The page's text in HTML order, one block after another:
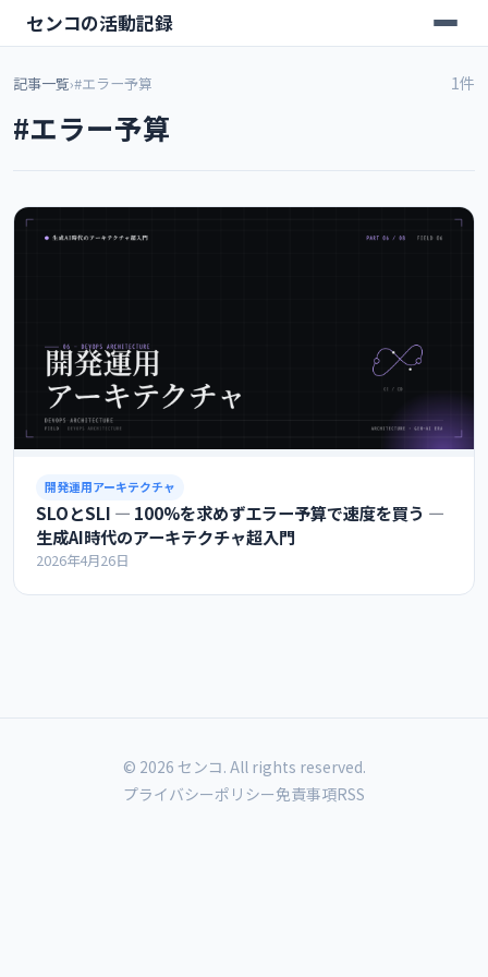
センコの活動記録
記事一覧›#エラー予算
#エラー予算
1件
開発運用アーキテクチャ
SLOとSLI ― 100%を求めずエラー予算で速度を買う ―
生成AI時代のアーキテクチャ超入門
2026年4月26日
© 2026 センコ. All rights reserved.
プライバシーポリシー免責事項RSS